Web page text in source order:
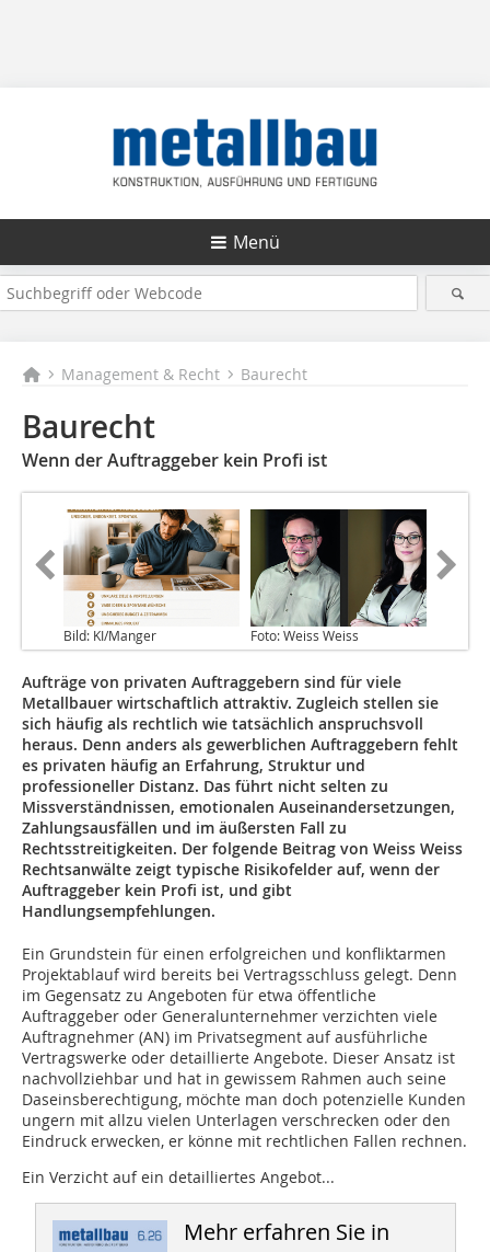
Menü
Management & Recht Baurecht
Baurecht
Wenn der Auftraggeber kein Profi ist
Bild: KI/Manger Foto: Weiss Weiss
Aufträge von privaten Auftraggebern sind für viele
Metallbauer wirtschaftlich attraktiv. Zugleich stellen sie
sich häufig als rechtlich wie tatsächlich anspruchsvoll
heraus. Denn anders als gewerblichen Auftraggebern fehlt
es privaten häufig an Erfahrung, Struktur und
professioneller Distanz. Das führt nicht selten zu
Missverständnissen, emotionalen Auseinandersetzungen,
Zahlungsausfällen und im äußersten Fall zu
Rechtsstreitigkeiten. Der folgende Beitrag von Weiss Weiss
Rechtsanwälte zeigt typische Risikofelder auf, wenn der
Auftraggeber kein Profi ist, und gibt
Handlungsempfehlungen.
Ein Grundstein für einen erfolgreichen und konfliktarmen
Projektablauf wird bereits bei Vertragsschluss gelegt. Denn
im Gegensatz zu Angeboten für etwa öffentliche
Auftraggeber oder Generalunternehmer verzichten viele
Auftragnehmer (AN) im Privatsegment auf ausführliche
Vertragswerke oder detaillierte Angebote. Dieser Ansatz ist
nachvollziehbar und hat in gewissem Rahmen auch seine
Daseinsberechtigung, möchte man doch potenzielle Kunden
ungern mit allzu vielen Unterlagen verschrecken oder den
Eindruck erwecken, er könne mit rechtlichen Fallen rechnen.
Ein Verzicht auf ein detailliertes Angebot...
Mehr erfahren Sie in